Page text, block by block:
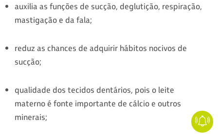
auxilia as funções de sucção, deglutição, respiração,
mastigação e da fala;
reduz as chances de adquirir hábitos nocivos de
sucção;
qualidade dos tecidos dentários, pois o leite
materno é fonte importante de cálcio e outros
minerais;